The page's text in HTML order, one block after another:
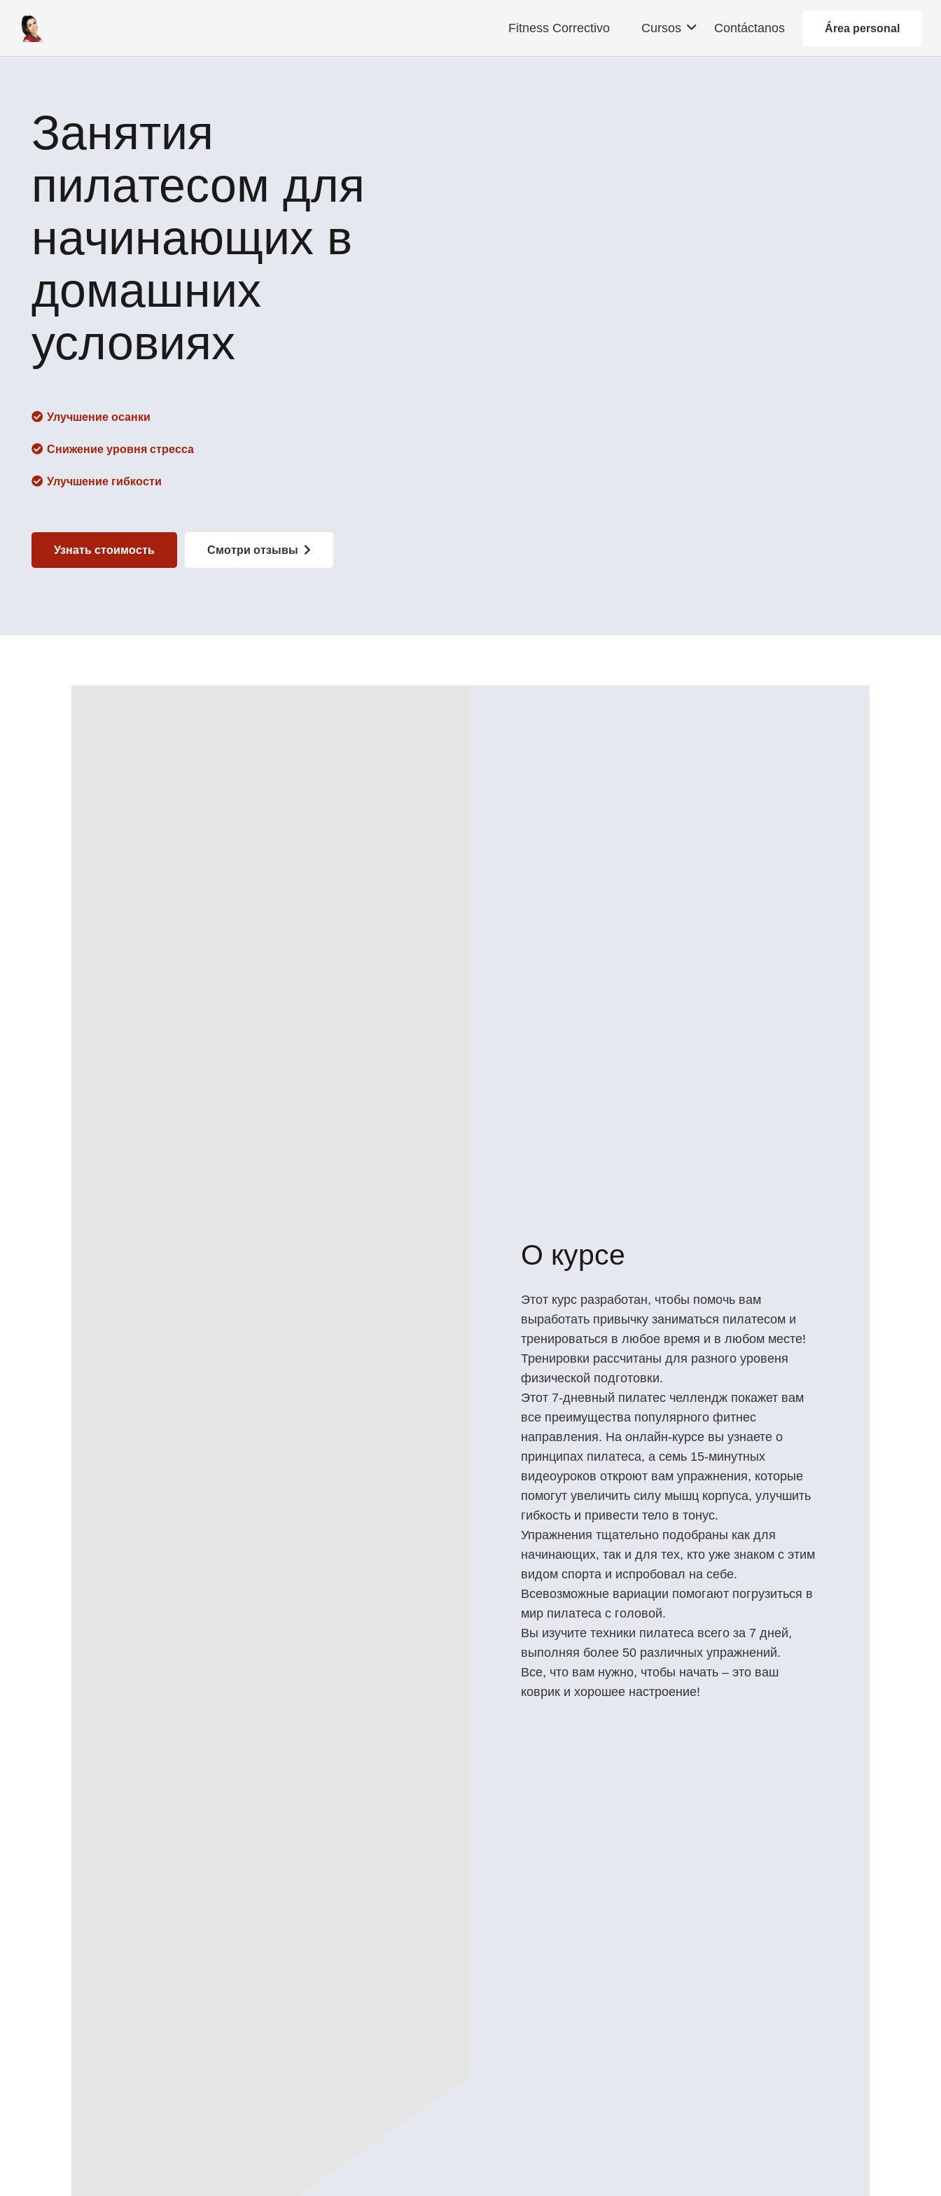
Fitness Correctivo Cursos Contáctanos Área personal
Занятия
пилатесом для
начинающих в
домашних
условиях
Улучшение осанки
Снижение уровня стресса
Улучшение гибкости
Узнать стоимость Смотри отзывы
О курсе
Этот курс разработан, чтобы помочь вам
выработать привычку заниматься пилатесом и
тренироваться в любое время и в любом месте!
Тренировки рассчитаны для разного уровеня
физической подготовки.
Этот 7-дневный пилатес челлендж покажет вам
все преимущества популярного фитнес
направления. На онлайн-курсе вы узнаете о
принципах пилатеса, а семь 15-минутных
видеоуроков откроют вам упражнения, которые
помогут увеличить силу мышц корпуса, улучшить
гибкость и привести тело в тонус.
Упражнения тщательно подобраны как для
начинающих, так и для тех, кто уже знаком с этим
видом спорта и испробовал на себе.
Всевозможные вариации помогают погрузиться в
мир пилатеса с головой.
Вы изучите техники пилатеса всего за 7 дней,
выполняя более 50 различных упражнений.
Все, что вам нужно, чтобы начать – это ваш
коврик и хорошее настроение!